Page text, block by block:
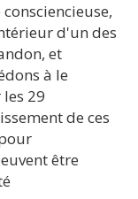
d'un des
et
à le
29
de ces
être